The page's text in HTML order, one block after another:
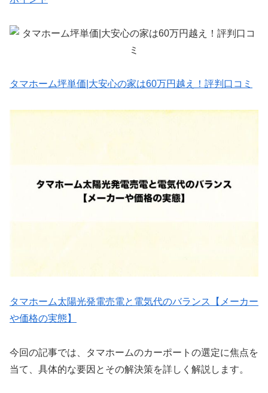
タマホーム坪単価|大安心の家は60万円越え！評判口コミ
タマホーム太陽光発電売電と電気代のバランス【メーカー
や価格の実態】
今回の記事では、タマホームのカーポートの選定に焦点を
当て、具体的な要因とその解決策を詳しく解説します。